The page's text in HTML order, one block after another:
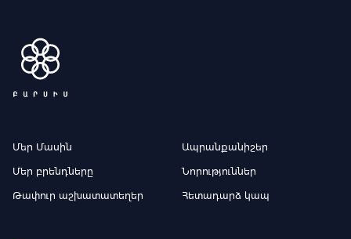
Մեր Մասին Ապրանքանիշեր
Մեր բրենդները Նորություններ
Թափուր աշխատատեղեր Հետադարձ կապ